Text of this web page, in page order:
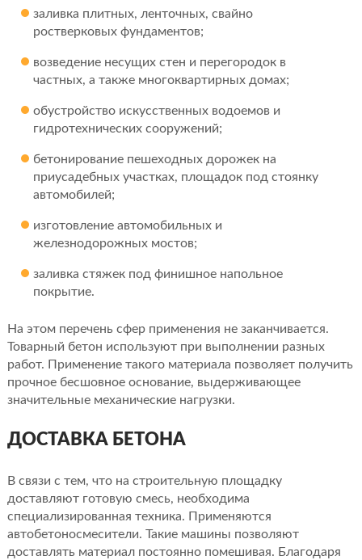
заливка плитных, ленточных, свайно
ростверковых фундаментов;
возведение несущих стен и перегородок в
частных, а также многоквартирных домах;
обустройство искусственных водоемов и
гидротехнических сооружений;
бетонирование пешеходных дорожек на
приусадебных участках, площадок под стоянку
автомобилей;
изготовление автомобильных и
железнодорожных мостов;
заливка стяжек под финишное напольное
покрытие.
На этом перечень сфер применения не заканчивается.
Товарный бетон используют при выполнении разных
работ. Применение такого материала позволяет получить
прочное бесшовное основание, выдерживающее
значительные механические нагрузки.
ДОСТАВКА БЕТОНА
В связи с тем, что на строительную площадку
доставляют готовую смесь, необходима
специализированная техника. Применяются
автобетоносмесители. Такие машины позволяют
доставлять материал постоянно помешивая. Благодаря